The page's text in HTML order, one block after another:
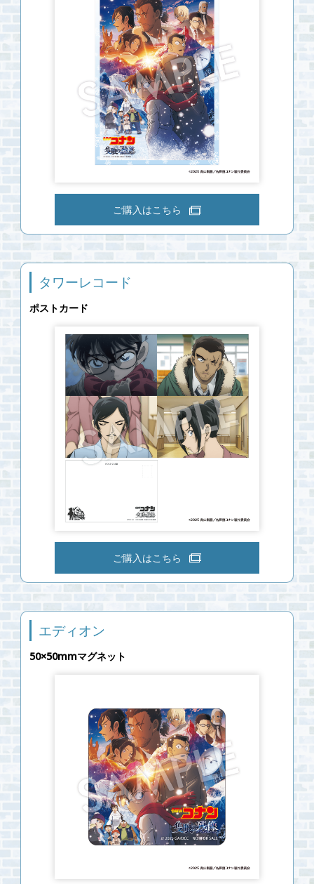
ご購入はこちら
タワーレコード
ポストカード
ご購入はこちら
エディオン
50×50mmマグネット